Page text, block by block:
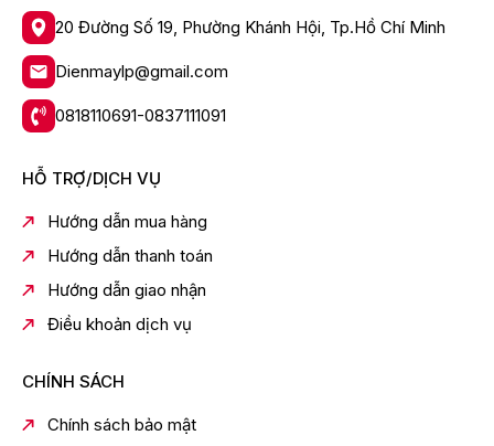
20 Đường Số 19, Phường Khánh Hội, Tp.Hồ Chí Minh
Dienmaylp@gmail.com
0818110691-0837111091
HỖ TRỢ/DỊCH VỤ
Hướng dẫn mua hàng
Hướng dẫn thanh toán
Hướng dẫn giao nhận
Điều khoản dịch vụ
CHÍNH SÁCH
Chính sách bảo mật